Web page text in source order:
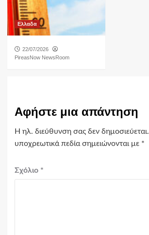
Ελλαδα
22/07/2026
PireasNow NewsRoom
Αφήστε μια απάντηση
Η ηλ. διεύθυνση σας δεν δημοσιεύεται.
υποχρεωτικά πεδία σημειώνονται με *
Σχόλιο *